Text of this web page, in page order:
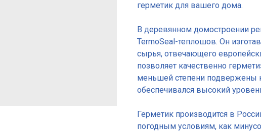
герметик для вашего дома.
В деревянном домостроении
TermoSeal-теплошов. Он
сырья, отвечающего
позволяет качественно
меньшей степени подвержены
обеспечивался высокий
Герметик производится в
погодным условиям, как